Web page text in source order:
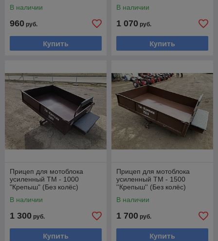
В наличии
960 руб.
Купить
В наличии
1 070 руб.
Купить
Прицеп для мотоблока
усиленный ТМ - 1000
"Крепыш" (Без колёс)
В наличии
1 300 руб.
Купить
Прицеп для мотоблока
усиленный ТМ - 1500
''Крепыш'' (Без колёс)
В наличии
1 700 руб.
Купить